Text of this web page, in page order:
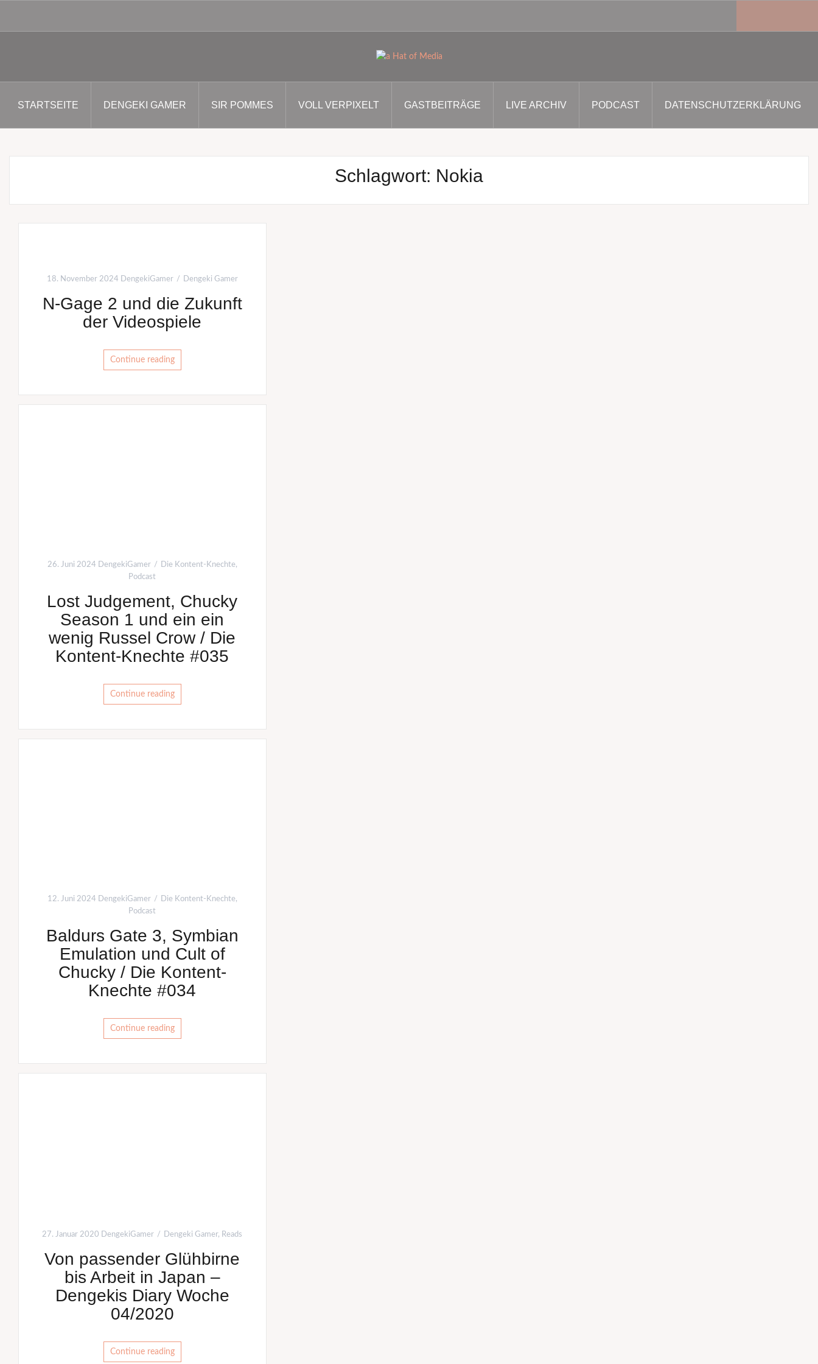
springen
STARTSEITE DENGEKI GAMER SIR POMMES VOLL VERPIXELT GASTBEITRÄGE LIVE ARCHIV PODCAST DATENSCHUTZERKLÄRUNG
Schlagwort: Nokia
18. November 2024 DengekiGamer Dengeki Gamer
N-Gage 2 und die Zukunft
der Videospiele
Continue reading
26. Juni 2024 DengekiGamer Die Kontent-Knechte,
Podcast
Lost Judgement, Chucky
Season 1 und ein ein
wenig Russel Crow / Die
Kontent-Knechte #035
Continue reading
12. Juni 2024 DengekiGamer Die Kontent-Knechte,
Podcast
Baldurs Gate 3, Symbian
Emulation und Cult of
Chucky / Die Kontent-
Knechte #034
Continue reading
27. Januar 2020 DengekiGamer Dengeki Gamer, Reads
Von passender Glühbirne
bis Arbeit in Japan –
Dengekis Diary Woche
04/2020
Continue reading